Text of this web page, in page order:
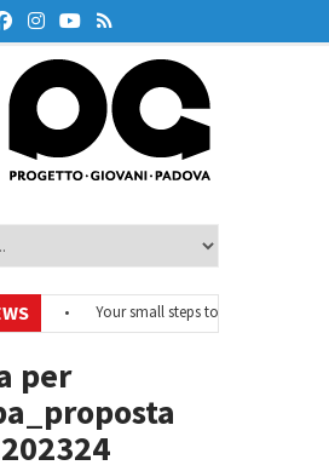
Your small steps towards
Oxford Debate Lab – Borse di studio 2026/27
per